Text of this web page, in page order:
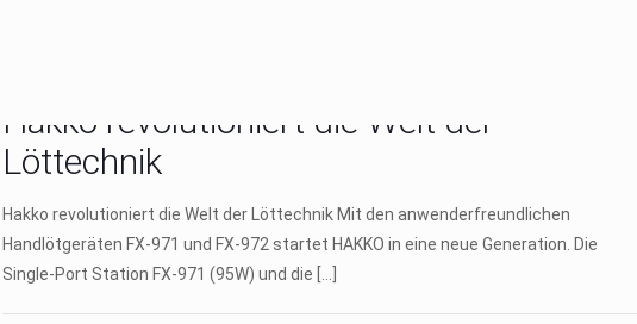
Hakko revolutioniert die Welt der
Löttechnik
Hakko revolutioniert die Welt der Löttechnik Mit den anwenderfreundlichen
Handlötgeräten FX-971 und FX-972 startet HAKKO in eine neue Generation. Die
Single-Port Station FX-971 (95W) und die